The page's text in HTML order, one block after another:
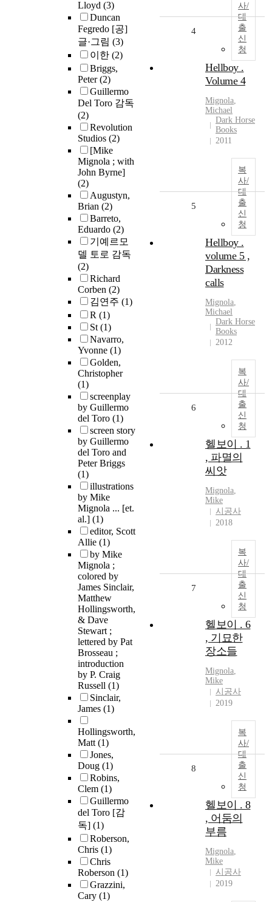
Lloyd (3)
Duncan
Fegredo [공]
글·그림 (3)
이한 (2)
Briggs,
Peter(2)
Guillermo
Del Toro 감독
(2)
Revolution
Studios (2)
[Mike
Mignola ; with
John Byrne]
(2)
Augustyn,
Brian (2)
Barreto,
Eduardo (2)
기예르모
델 토로 감독
(2)
Richard
Corben (2)
김연주 (1)
R (1)
St(1)
Navarro,
Yvonne (1)
Golden,
Christopher
(1)
screenplay
by Guillermo
del Toro (1)
screen story
by Guillermo
del Toro and
Peter Briggs
(1)
illustrations
by Mike
Mignola ... [et.
al.] (1)
editor, Scott
Allie (1)
by Mike
Mignola ;
colored by
James Sinclair,
Matthew
Hollingsworth,
& Dave
Stewart ;
lettered by Pat
Brosseau ;
introduction
by P. Craig
Russell (1)
Sinclair,
James (1)
Hollingsworth,
Matt(1)
Jones,
Doug (1)
Robins,
Clem (1)
Guillermo
del Toro [감
독] (1)
Roberson,
Chris (1)
Chris
Roberson (1)
Grazzini,
Cary (1)
사/
대
출
신
청
4
Hellboy .
Volume 4
Mignola,
Michael
Dark Horse
Books
2011
복
사/
대
출
신
청
5
Hellboy .
volume 5 ,
Darkness
calls
Mignola,
Michael
Dark Horse
Books
2012
복
사/
대
출
신
청
6
헬보이 . 1
, 파멸의
씨앗
Mignola,
Mike
시공사
2018
복
사/
대
출
신
청
7
헬보이 . 6
, 기묘한
장소들
Mignola,
Mike
시공사
2019
복
사/
대
출
신
청
8
헬보이 . 8
, 어둠의
부름
Mignola,
Mike
시공사
2019